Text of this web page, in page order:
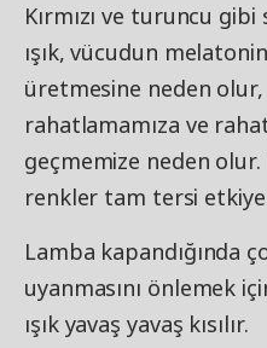
Kırmızı ve turuncu
ışık, vücudun
üretmesine neden
rahatlamamıza ve
geçmemize neden
renkler tam tersi
Lamba kapandığında
uyanmasını önlemek
ışık yavaş yavaş kısılır.